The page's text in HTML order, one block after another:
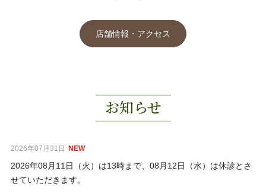
店舗情報・アクセス
お知らせ
2026年07月31日 NEW
2026年08月11日（火）は13時まで、08月12日（水）は休診とさ
せていただきます。